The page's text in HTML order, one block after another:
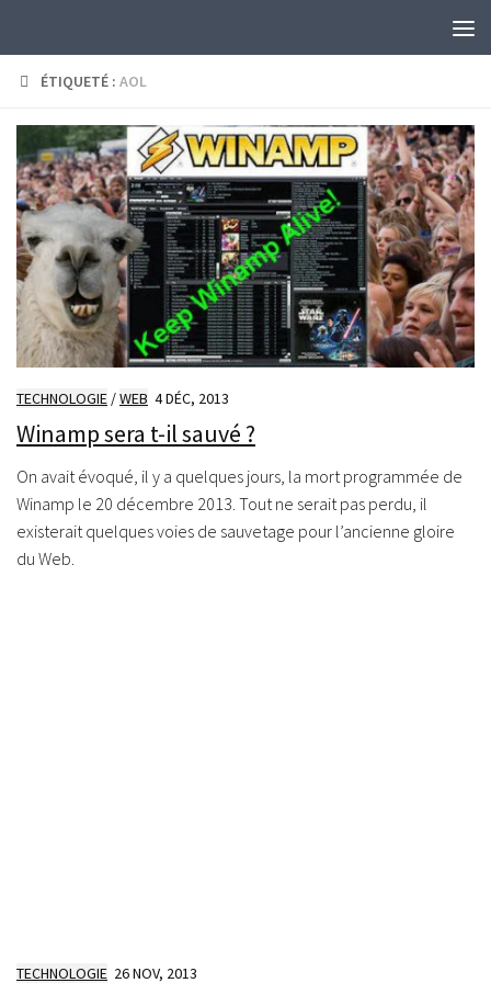
ÉTIQUETÉ : AOL
TECHNOLOGIE /WEB 4 DÉC, 2013
Winamp sera t-il sauvé ?
On avait évoqué, il y a quelques jours, la mort programmée de
Winamp le 20 décembre 2013. Tout ne serait pas perdu, il
existerait quelques voies de sauvetage pour l’ancienne gloire
du Web.
TECHNOLOGIE 26 NOV, 2013